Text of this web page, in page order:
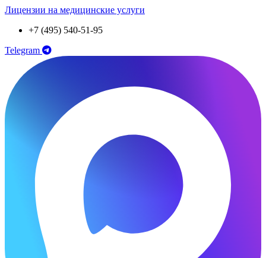
Лицензии на медицинские услуги
+7 (495) 540-51-95
Telegram